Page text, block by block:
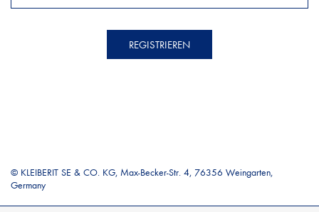
REGISTRIEREN
© KLEIBERIT SE & CO. KG, Max-Becker-Str. 4, 76356 Weingarten,
Germany